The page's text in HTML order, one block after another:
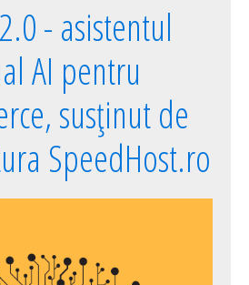
- asistentul
AI pentru
susținut de
SpeedHost.ro